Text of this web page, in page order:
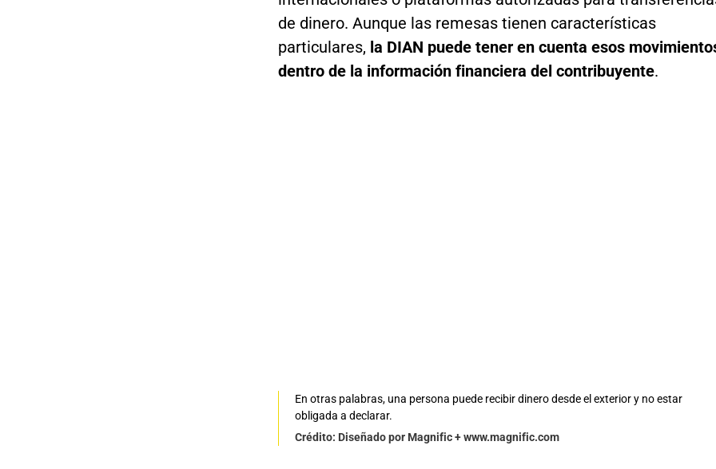
de dinero. Aunque las remesas tienen características
particulares, la DIAN puede tener en cuenta esos
dentro de la información financiera del contribuyente.
En otras palabras, una persona puede recibir dinero desde el exterior y no estar
obligada a declarar.
Crédito: Diseñado por Magnific + www.magnific.com